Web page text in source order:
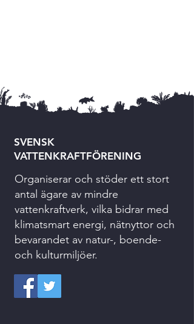
SVENSK
VATTENKRAFTFÖRENING
Organiserar och stöder ett stort
antal ägare av mindre
vattenkraftverk, vilka bidrar med
klimatsmart energi, nätnyttor och
bevarandet av natur-, boende-
och kulturmiljöer.